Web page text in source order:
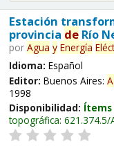
Estación
provincia deRío
por Agua y Energía
Idioma: Español
Editor: Buenos Aires:
1998
Disponibilidad:
topográfica: 621.374.5/